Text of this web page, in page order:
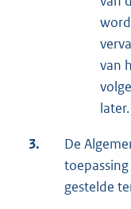
van
later.
3.
De
gestelde